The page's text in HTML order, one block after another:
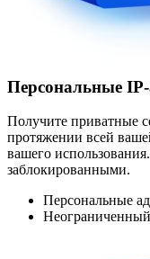
Персональные IP-
Получите приватные
протяжении всей
вашего
заблокированными.
Персональные